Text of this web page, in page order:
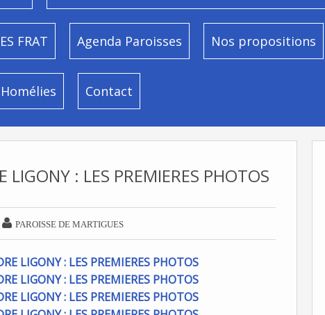
FRAT Agenda Paroisses Nos propositions
Homélies Contact
: LES PREMIERES PHOTOS
 PAROISSE DE MARTIGUES